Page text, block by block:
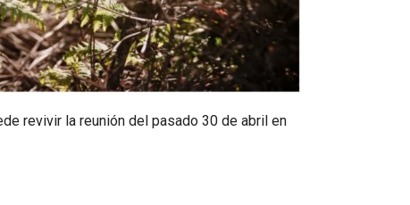
revivir la reunión del pasado 30 de abril en